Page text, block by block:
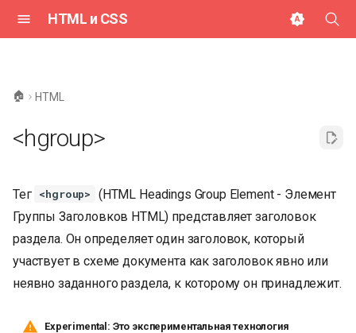
HTML и CSS
ц
л
з
🏠 HTML
<hgroup>
Тег <hgroup>
(HTML Headings Group Element - Элемент
Группы Заголовков HTML) представляет заголовок
раздела. Он определяет один заголовок, который
участвует в схеме документа как заголовок явно или
неявно заданного раздела, к которому он принадлежит.
Experimental: Это экспериментальная технология